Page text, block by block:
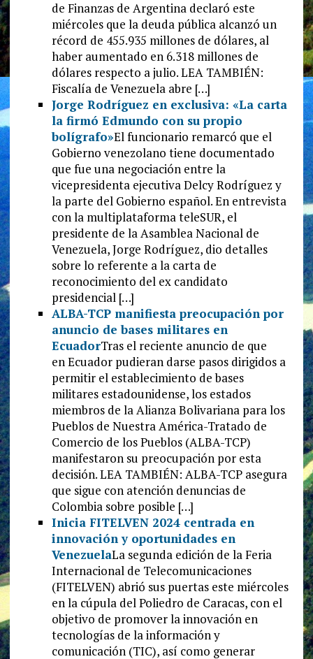
de Finanzas de Argentina declaró este
miércoles que la deuda pública alcanzó un
récord de 455.935 millones de dólares, al
haber aumentado en 6.318 millones de
dólares respecto a julio. LEA TAMBIÉN:
Fiscalía de Venezuela abre […]
Jorge Rodríguez en exclusiva: «La carta
la firmó Edmundo con su propio
bolígrafo»El funcionario remarcó que el
Gobierno venezolano tiene documentado
que fue una negociación entre la
vicepresidenta ejecutiva Delcy Rodríguez y
la parte del Gobierno español. En entrevista
con la multiplataforma teleSUR, el
presidente de la Asamblea Nacional de
Venezuela, Jorge Rodríguez, dio detalles
sobre lo referente a la carta de
reconocimiento del ex candidato
presidencial […]
ALBA-TCP manifiesta preocupación por
anuncio de bases militares en
EcuadorTras el reciente anuncio de que
en Ecuador pudieran darse pasos dirigidos a
permitir el establecimiento de bases
militares estadounidense, los estados
miembros de la Alianza Bolivariana para los
Pueblos de Nuestra América-Tratado de
Comercio de los Pueblos (ALBA-TCP)
manifestaron su preocupación por esta
decisión. LEA TAMBIÉN: ALBA-TCP asegura
que sigue con atención denuncias de
Colombia sobre posible […]
Inicia FITELVEN 2024 centrada en
innovación y oportunidades en
VenezuelaLa segunda edición de la Feria
Internacional de Telecomunicaciones
(FITELVEN) abrió sus puertas este miércoles
en la cúpula del Poliedro de Caracas, con el
objetivo de promover la innovación en
tecnologías de la información y
comunicación (TIC), así como generar